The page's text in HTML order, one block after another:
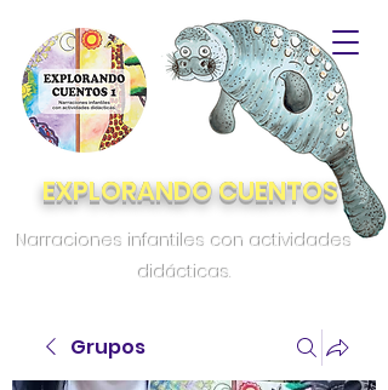
EXPLORANDO CUENTOS
Narraciones infantiles con actividades
didácticas.
Grupos